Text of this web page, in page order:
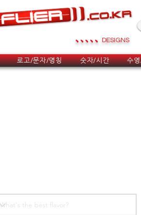
..... DESIGNS
로고/문자/명칭 숫자/시간 수